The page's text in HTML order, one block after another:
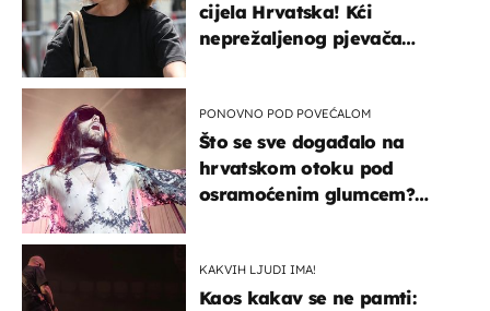
cijela Hrvatska! Kći
neprežaljenog pjevača
PONOVNO POD POVEĆALOM
Što se sve događalo na
hrvatskom otoku pod
osramoćenim glumcem?
KAKVIH LJUDI IMA!
Kaos kakav se ne pamti: